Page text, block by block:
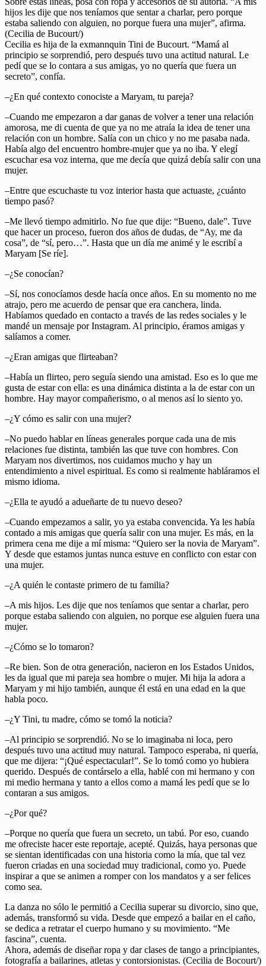
hijos les dije que nos teníamos que sentar a charlar, pero porque
estaba saliendo con alguien, no porque fuera una mujer”, afirma.
(Cecilia de Bucourt/)
Cecilia es hija de la exmannquin Tini de Bucourt. “Mamá al
principio se sorprendió, pero después tuvo una actitud natural. Le
pedí que se lo contara a sus amigas, yo no quería que fuera un
secreto”, confía.
–¿En qué contexto conociste a Maryam, tu pareja?
–Cuando me empezaron a dar ganas de volver a tener una relación
amorosa, me di cuenta de que ya no me atraía la idea de tener una
relación con un hombre. Salía con un chico y no me pasaba nada.
Había algo del encuentro hombre-mujer que ya no iba. Y elegí
escuchar esa voz interna, que me decía que quizá debía salir con una
mujer.
–Entre que escuchaste tu voz interior hasta que actuaste, ¿cuánto
tiempo pasó?
–Me llevó tiempo admitirlo. No fue que dije: “Bueno, dale”. Tuve
que hacer un proceso, fueron dos años de dudas, de “Ay, me da
cosa”, de “sí, pero…”. Hasta que un día me animé y le escribí a
Maryam [Se ríe].
–¿Se conocían?
–Sí, nos conocíamos desde hacía once años. En su momento no me
atrajo, pero me acuerdo de pensar que era canchera, linda.
Habíamos quedado en contacto a través de las redes sociales y le
mandé un mensaje por Instagram. Al principio, éramos amigas y
salíamos a comer.
–¿Eran amigas que flirteaban?
–Había un flirteo, pero seguía siendo una amistad. Eso es lo que me
gusta de estar con ella: es una dinámica distinta a la de estar con un
hombre. Hay mayor compañerismo, o al menos así lo siento yo.
–¿Y cómo es salir con una mujer?
–No puedo hablar en líneas generales porque cada una de mis
relaciones fue distinta, también las que tuve con hombres. Con
Maryam nos divertimos, nos cuidamos mucho y hay un
entendimiento a nivel espiritual. Es como si realmente habláramos el
mismo idioma.
–¿Ella te ayudó a adueñarte de tu nuevo deseo?
–Cuando empezamos a salir, yo ya estaba convencida. Ya les había
contado a mis amigas que quería salir con una mujer. Es más, en la
primera cena me dije a mí misma: “Quiero ser la novia de Maryam”.
Y desde que estamos juntas nunca estuve en conflicto con estar con
una mujer.
–¿A quién le contaste primero de tu familia?
–A mis hijos. Les dije que nos teníamos que sentar a charlar, pero
porque estaba saliendo con alguien, no porque ese alguien fuera una
mujer.
–¿Cómo se lo tomaron?
–Re bien. Son de otra generación, nacieron en los Estados Unidos,
les da igual que mi pareja sea hombre o mujer. Mi hija la adora a
Maryam y mi hijo también, aunque él está en una edad en la que
habla poco.
–¿Y Tini, tu madre, cómo se tomó la noticia?
–Al principio se sorprendió. No se lo imaginaba ni loca, pero
después tuvo una actitud muy natural. Tampoco esperaba, ni quería,
que me dijera: “¡Qué espectacular!”. Se lo tomó como yo hubiera
querido. Después de contárselo a ella, hablé con mi hermano y con
mi medio hermana y tanto a ellos como a mamá les pedí que se lo
contaran a sus amigos.
–¿Por qué?
–Porque no quería que fuera un secreto, un tabú. Por eso, cuando
me ofreciste hacer este reportaje, acepté. Quizás, haya personas que
se sientan identificadas con una historia como la mía, que tal vez
fueron criadas en una sociedad muy tradicional, como yo. Puede
inspirar a que se animen a romper con los mandatos y a ser felices
como sea.
La danza no sólo le permitió a Cecilia superar su divorcio, sino que,
además, transformó su vida. Desde que empezó a bailar en el caño,
se dedica a retratar el cuerpo humano y su movimiento. “Me
fascina”, cuenta.
Ahora, además de diseñar ropa y dar clases de tango a principiantes,
fotografía a bailarines, atletas y contorsionistas. (Cecilia de Bocourt/)